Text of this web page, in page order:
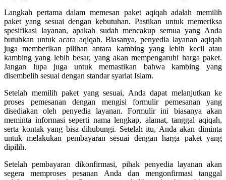
Langkah pertama dalam memesan paket aqiqah adalah memilih
paket yang sesuai dengan kebutuhan. Pastikan untuk memeriksa
spesifikasi layanan, apakah sudah mencakup semua yang Anda
butuhkan untuk acara aqiqah. Biasanya, penyedia layanan aqiqah
juga memberikan pilihan antara kambing yang lebih kecil atau
kambing yang lebih besar, yang akan mempengaruhi harga paket.
Jangan lupa juga untuk memastikan bahwa kambing yang
disembelih sesuai dengan standar syariat Islam.
Setelah memilih paket yang sesuai, Anda dapat melanjutkan ke
proses pemesanan dengan mengisi formulir pemesanan yang
disediakan oleh penyedia layanan. Formulir ini biasanya akan
meminta informasi seperti nama lengkap, alamat, tanggal aqiqah,
serta kontak yang bisa dihubungi. Setelah itu, Anda akan diminta
untuk melakukan pembayaran sesuai dengan harga paket yang
dipilih.
Setelah pembayaran dikonfirmasi, pihak penyedia layanan akan
segera memproses pesanan Anda dan mengonfirmasi tanggal